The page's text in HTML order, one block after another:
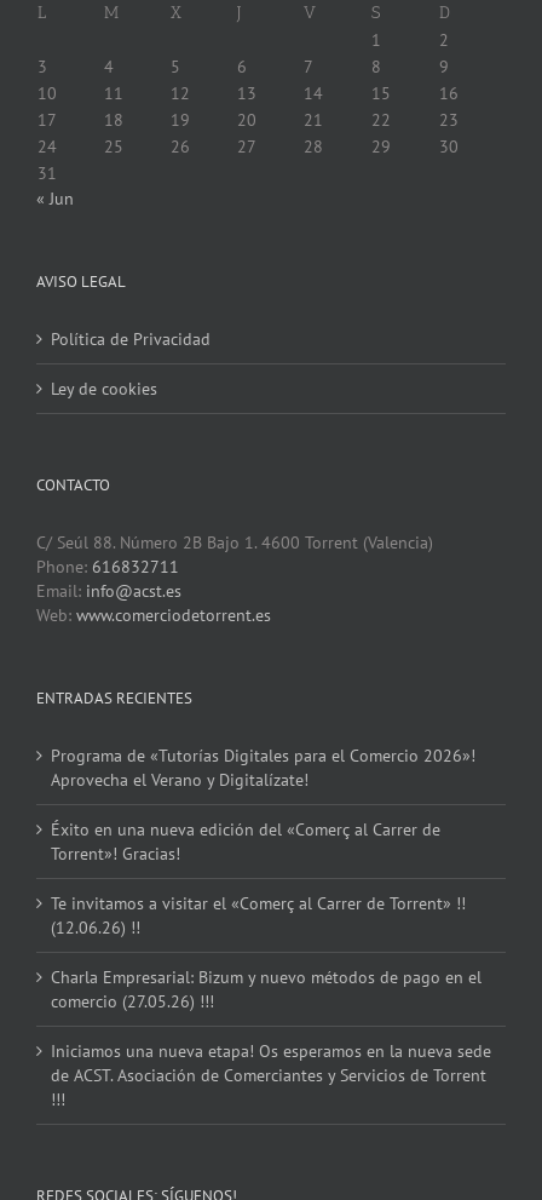
L M X J V S D
1
2
3
4 5 6 7 8
9
10
11 12 13 14 15
16
17
18 19 20 21 22
23
24
25 26 27 28 29
30
31
« Jun
AVISO LEGAL
Política de Privacidad
Ley de cookies
CONTACTO
C/ Seúl 88. Número 2B Bajo 1. 4600 Torrent (Valencia)
Phone: 616832711
Email: info@acst.es
Web: www.comerciodetorrent.es
ENTRADAS RECIENTES
Programa de «Tutorías Digitales para el Comercio 2026»!
Aprovecha el Verano y Digitalízate!
Éxito en una nueva edición del «Comerç al Carrer de
Torrent»! Gracias!
Te invitamos a visitar el «Comerç al Carrer de Torrent» !!
(12.06.26) !!
Charla Empresarial: Bizum y nuevo métodos de pago en el
comercio (27.05.26) !!!
Iniciamos una nueva etapa! Os esperamos en la nueva sede
de ACST. Asociación de Comerciantes y Servicios de Torrent
!!!
REDES SOCIALES: SÍGUENOS!